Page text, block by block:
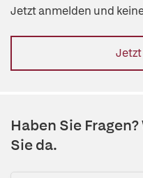
Jetzt anmelden und
Haben Sie
Sie da.